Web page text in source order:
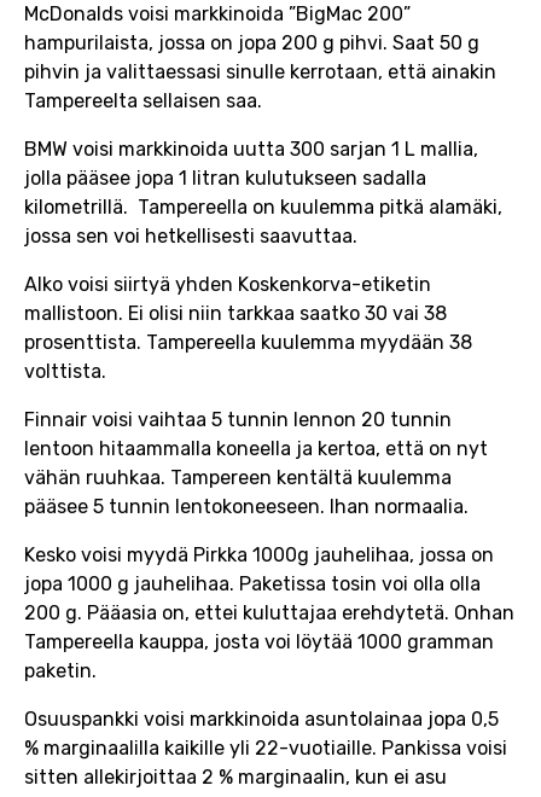
McDonalds voisi markkinoida ”BigMac 200”
hampurilaista, jossa on jopa 200 g pihvi. Saat 50 g
pihvin ja valittaessasi sinulle kerrotaan, että ainakin
Tampereelta sellaisen saa.
BMW voisi markkinoida uutta 300 sarjan 1 L mallia,
jolla pääsee jopa 1 litran kulutukseen sadalla
kilometrillä. Tampereella on kuulemma pitkä alamäki,
jossa sen voi hetkellisesti saavuttaa.
Alko voisi siirtyä yhden Koskenkorva-etiketin
mallistoon. Ei olisi niin tarkkaa saatko 30 vai 38
prosenttista. Tampereella kuulemma myydään 38
volttista.
Finnair voisi vaihtaa 5 tunnin lennon 20 tunnin
lentoon hitaammalla koneella ja kertoa, että on nyt
vähän ruuhkaa. Tampereen kentältä kuulemma
pääsee 5 tunnin lentokoneeseen. Ihan normaalia.
Kesko voisi myydä Pirkka 1000g jauhelihaa, jossa on
jopa 1000 g jauhelihaa. Paketissa tosin voi olla olla
200 g. Pääasia on, ettei kuluttajaa erehdytetä. Onhan
Tampereella kauppa, josta voi löytää 1000 gramman
paketin.
Osuuspankki voisi markkinoida asuntolainaa jopa 0,5
% marginaalilla kaikille yli 22-vuotiaille. Pankissa voisi
sitten allekirjoittaa 2 % marginaalin, kun ei asu